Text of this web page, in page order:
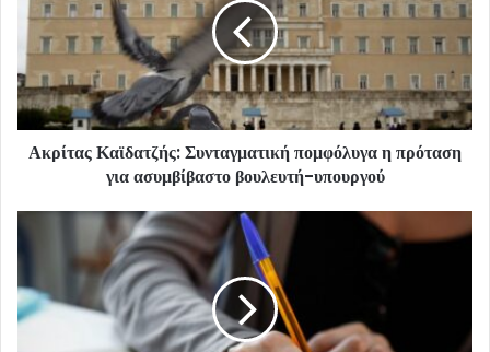
Ακρίτας Καϊδατζής: Συνταγματική πομφόλυγα η πρόταση
για ασυμβίβαστο βουλευτή-υπουργού